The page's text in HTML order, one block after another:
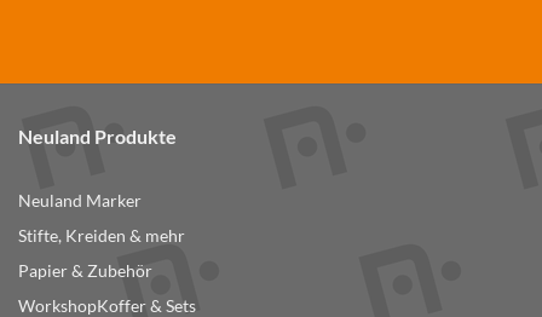
Neuland Produkte
Neuland Marker
Stifte, Kreiden & mehr
Papier & Zubehör
WorkshopKoffer & Sets